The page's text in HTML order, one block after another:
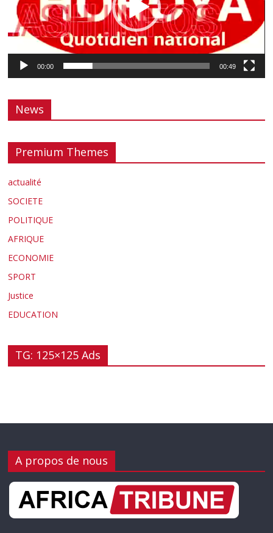
00:00 00:49
News
Premium Themes
actualité
SOCIETE
POLITIQUE
AFRIQUE
ECONOMIE
SPORT
Justice
EDUCATION
TG: 125×125 Ads
A propos de nous